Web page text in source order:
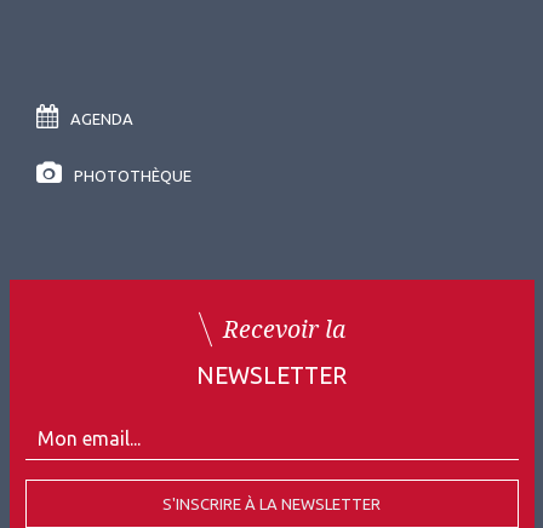
AGENDA
PHOTOTHÈQUE
Recevoir la
NEWSLETTER
S'INSCRIRE À LA NEWSLETTER